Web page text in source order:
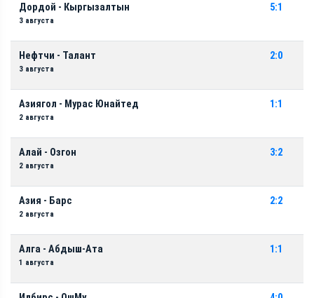
Дордой - Кыргызалтын
3 августа
5:1
Нефтчи - Талант
3 августа
2:0
Азиягол - Мурас Юнайтед
2 августа
1:1
Алай - Озгон
2 августа
3:2
Азия - Барс
2 августа
2:2
Алга - Абдыш-Ата
1 августа
1:1